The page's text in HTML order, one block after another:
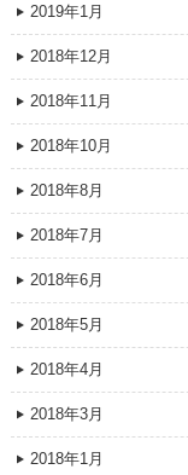
2019年1月
2018年12月
2018年11月
2018年10月
2018年8月
2018年7月
2018年6月
2018年5月
2018年4月
2018年3月
2018年1月